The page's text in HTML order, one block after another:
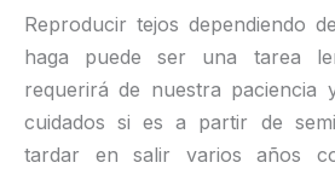
Reproducir tejos dependiendo
haga puede ser una tarea
requerirá de nuestra paciencia
cuidados si es a partir de
tardar en salir varios años